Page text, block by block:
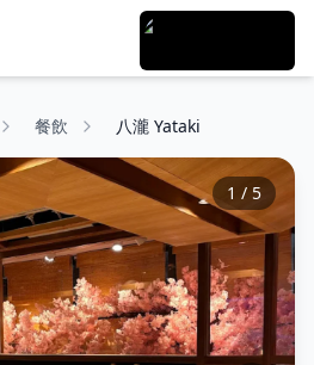
餐飲 八瀧 Yataki
1 / 5